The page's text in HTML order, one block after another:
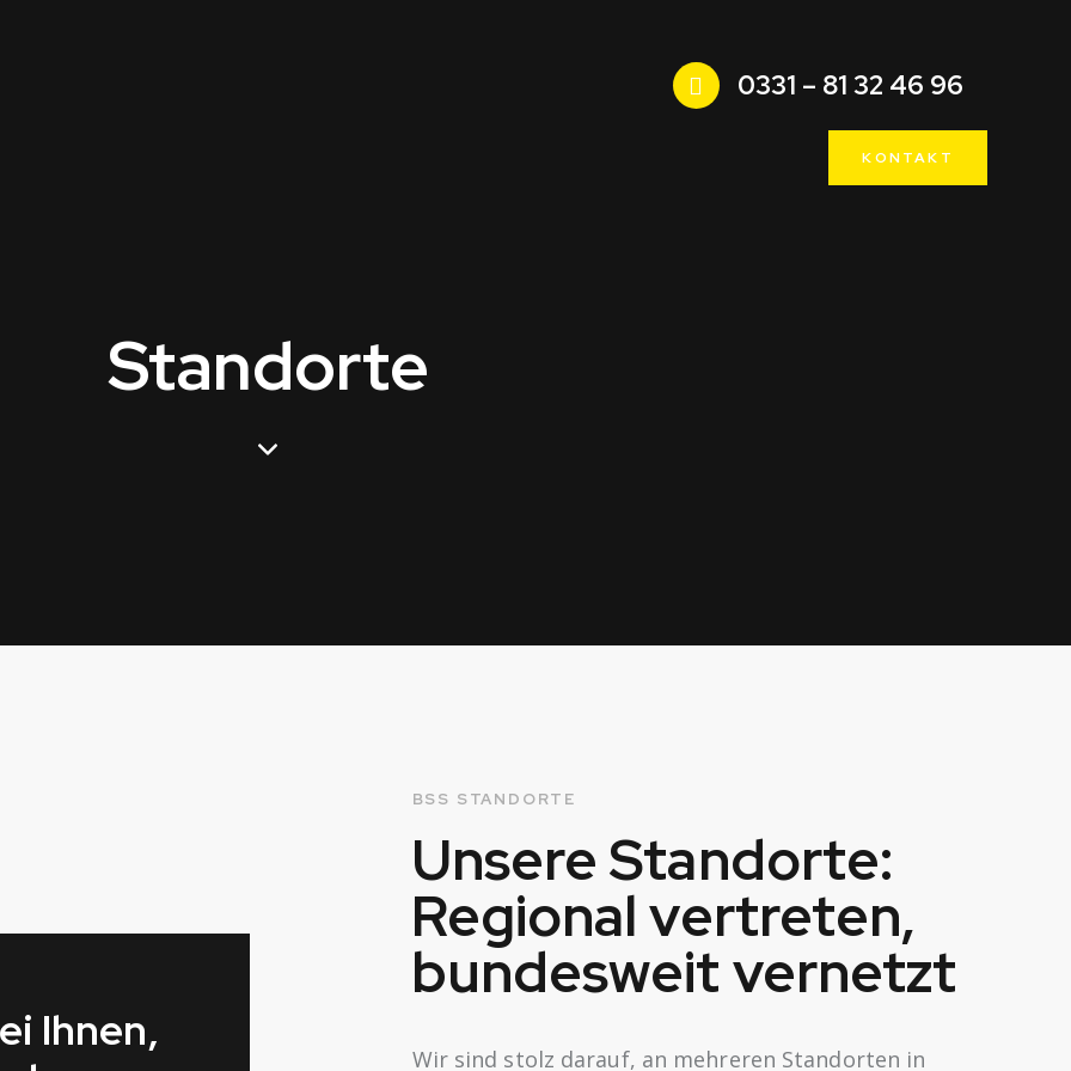
0331 – 81 32 46 96
KONTAKT
Standorte
Ihnen,
BSS STANDORTE
Unsere Standorte:
Regional vertreten,
bundesweit vernetzt
Wir sind stolz darauf, an mehreren Standorten in